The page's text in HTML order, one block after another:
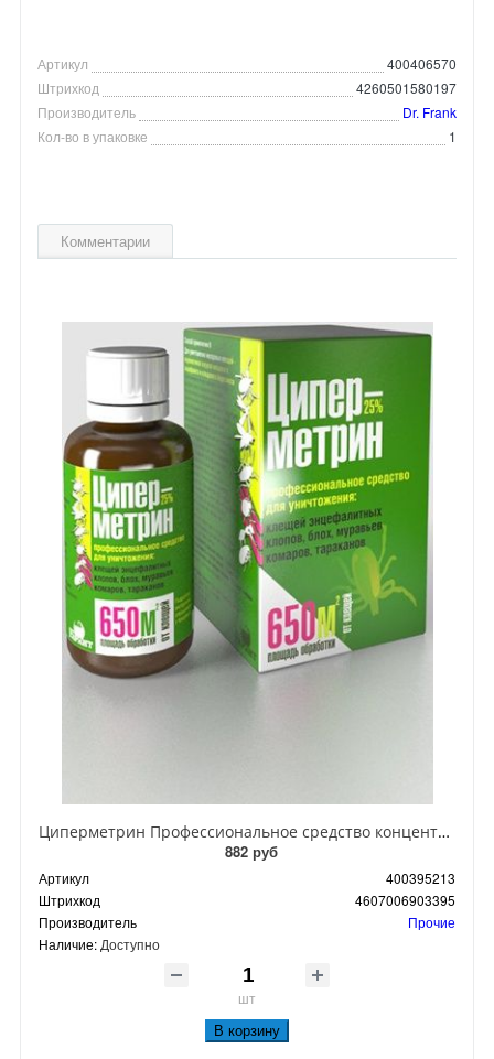
Артикул
400406570
Штрихкод
4260501580197
Производитель
Dr. Frank
Кол-во в упаковке
1
Комментарии
Циперметрин Профессиональное средство концентрат эмульсии 25% для уничтожения тараканов, мух,комаров, блох, клопов, муравьев, ос 50 мл
882 руб
Артикул
400395213
Штрихкод
4607006903395
Производитель
Прочие
Наличие: Доступно
шт
В корзину